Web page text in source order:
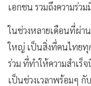
เอกชน รวมถึงความร่
ในช่วงหลายเดือนที่ผ่า
ใหญ่ เป็นสิ่งที่คนไทยทุ
ร่วม ที่ทำให้ความสำเร็
เป็นช่วงเวลาพร้อมๆ